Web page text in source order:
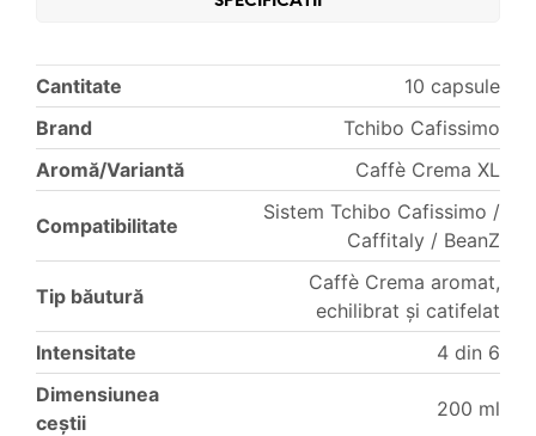
Cantitate
10 capsule
Brand
Tchibo Cafissimo
Aromă/Variantă
Caffè Crema XL
Compatibilitate
Sistem Tchibo Cafissimo /
Caffitaly / BeanZ
Tip băutură
Caffè Crema aromat,
echilibrat și catifelat
Intensitate
4 din 6
Dimensiunea
ceştii
200 ml